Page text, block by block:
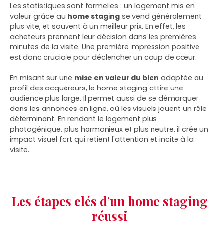
Les statistiques sont formelles : un logement mis en
valeur grâce au home staging se vend généralement
plus vite, et souvent à un meilleur prix. En effet, les
acheteurs prennent leur décision dans les premières
minutes de la visite. Une première impression positive
est donc cruciale pour déclencher un coup de cœur.
En misant sur une mise en valeur du bien adaptée au
profil des acquéreurs, le home staging attire une
audience plus large. Il permet aussi de se démarquer
dans les annonces en ligne, où les visuels jouent un rôle
déterminant. En rendant le logement plus
photogénique, plus harmonieux et plus neutre, il crée un
impact visuel fort qui retient l'attention et incite à la
visite.
Les étapes clés d’un home staging
réussi